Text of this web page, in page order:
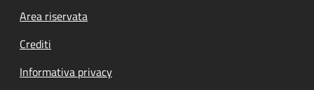
Footer menu
Area riservata
Crediti
Informativa privacy